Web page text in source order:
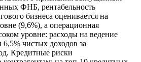
ФНБ, рентабельность
бизнеса оценивается на
(9,6%), а операционная
уровне: расходы на ведение
6,5% чистых доходов за
Кредитные риски